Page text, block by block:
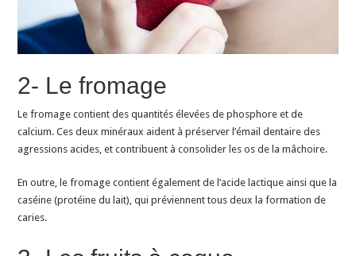
2- Le fromage
Le fromage contient des quantités élevées de phosphore et de
calcium. Ces deux minéraux aident à préserver l’émail dentaire des
agressions acides, et contribuent à consolider les os de la mâchoire.
En outre, le fromage contient également de l’acide lactique ainsi que la
caséine (protéine du lait), qui préviennent tous deux la formation de
caries.